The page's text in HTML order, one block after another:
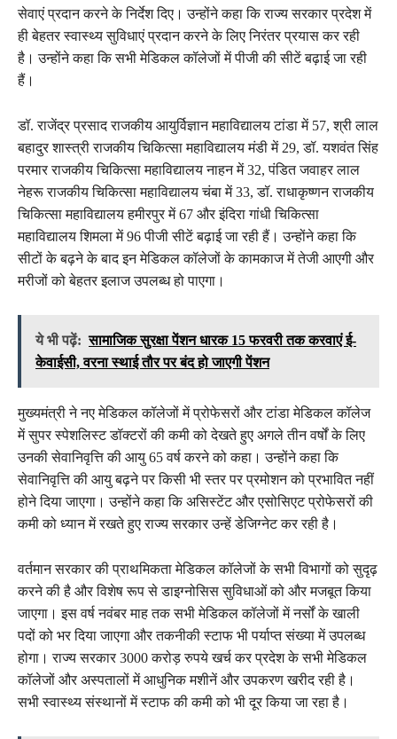
सेवाएं प्रदान करने के निर्देश दिए। उन्होंने कहा कि राज्य सरकार प्रदेश में
ही बेहतर स्वास्थ्य सुविधाएं प्रदान करने के लिए निरंतर प्रयास कर रही
है। उन्होंने कहा कि सभी मेडिकल कॉलेजों में पीजी की सीटें बढ़ाई जा रही
हैं।
डॉ. राजेंद्र प्रसाद राजकीय आयुर्विज्ञान महाविद्यालय टांडा में 57, श्री लाल
बहादुर शास्त्री राजकीय चिकित्सा महाविद्यालय मंडी में 29, डॉ. यशवंत सिंह
परमार राजकीय चिकित्सा महाविद्यालय नाहन में 32, पंडित जवाहर लाल
नेहरू राजकीय चिकित्सा महाविद्यालय चंबा में 33, डॉ. राधाकृष्णन राजकीय
चिकित्सा महाविद्यालय हमीरपुर में 67 और इंदिरा गांधी चिकित्सा
महाविद्यालय शिमला में 96 पीजी सीटें बढ़ाई जा रही हैं। उन्होंने कहा कि
सीटों के बढ़ने के बाद इन मेडिकल कॉलेजों के कामकाज में तेजी आएगी और
मरीजों को बेहतर इलाज उपलब्ध हो पाएगा।
ये भी पढ़ें: सामाजिक सुरक्षा पेंशन धारक 15 फरवरी तक करवाएं ई-
केवाईसी, वरना स्थाई तौर पर बंद हो जाएगी पेंशन
मुख्यमंत्री ने नए मेडिकल कॉलेजों में प्रोफेसरों और टांडा मेडिकल कॉलेज
में सुपर स्पेशलिस्ट डॉक्टरों की कमी को देखते हुए अगले तीन वर्षों के लिए
उनकी सेवानिवृत्ति की आयु 65 वर्ष करने को कहा। उन्होंने कहा कि
सेवानिवृत्ति की आयु बढ़ने पर किसी भी स्तर पर प्रमोशन को प्रभावित नहीं
होने दिया जाएगा। उन्होंने कहा कि असिस्टेंट और एसोसिएट प्रोफेसरों की
कमी को ध्यान में रखते हुए राज्य सरकार उन्हें डेजिग्नेट कर रही है।
वर्तमान सरकार की प्राथमिकता मेडिकल कॉलेजों के सभी विभागों को सुदृढ़
करने की है और विशेष रूप से डाइग्नोसिस सुविधाओं को और मजबूत किया
जाएगा। इस वर्ष नवंबर माह तक सभी मेडिकल कॉलेजों में नर्सों के खाली
पदों को भर दिया जाएगा और तकनीकी स्टाफ भी पर्याप्त संख्या में उपलब्ध
होगा। राज्य सरकार 3000 करोड़ रुपये खर्च कर प्रदेश के सभी मेडिकल
कॉलेजों और अस्पतालों में आधुनिक मशीनें और उपकरण खरीद रही है।
सभी स्वास्थ्य संस्थानों में स्टाफ की कमी को भी दूर किया जा रहा है।